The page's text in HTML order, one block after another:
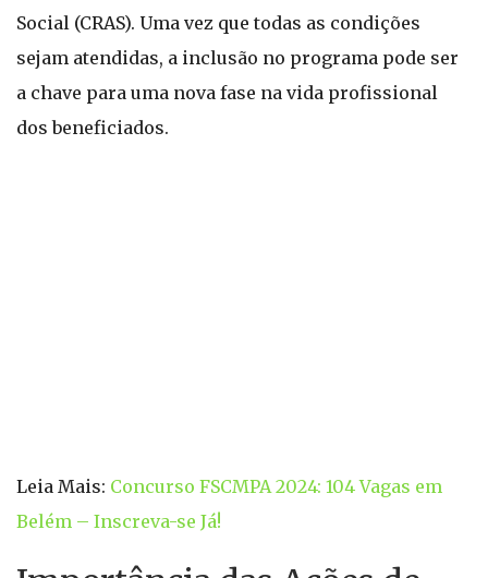
Social (CRAS). Uma vez que todas as condições
sejam atendidas, a inclusão no programa pode ser
a chave para uma nova fase na vida profissional
dos beneficiados.
Leia Mais: Concurso FSCMPA 2024: 104 Vagas em
Belém – Inscreva-se Já!